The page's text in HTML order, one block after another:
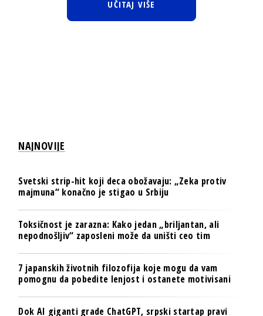
UČITAJ VIŠE
NAJNOVIJE
Svetski strip-hit koji deca obožavaju: „Zeka protiv
majmuna“ konačno je stigao u Srbiju
Toksičnost je zarazna: Kako jedan „briljantan, ali
nepodnošljiv“ zaposleni može da uništi ceo tim
7 japanskih životnih filozofija koje mogu da vam
pomognu da pobedite lenjost i ostanete motivisani
Dok AI giganti grade ChatGPT, srpski startap pravi